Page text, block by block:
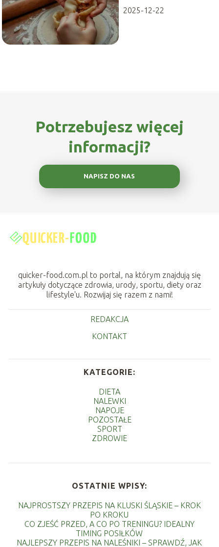
2025-12-22
Potrzebujesz więcej
informacji?
NAPISZ DO NAS
quicker-food.com.pl to portal, na którym znajdują się
artykuły dotyczące zdrowia, urody, sportu, diety oraz
lifestyle'u. Rozwijaj się razem z nami!
REDAKCJA
KONTAKT
KATEGORIE:
DIETA
NALEWKI
NAPOJE
POZOSTAŁE
SPORT
ZDROWIE
OSTATNIE WPISY:
NAJPROSTSZY PRZEPIS NA KLUSKI ŚLĄSKIE – KROK
PO KROKU
CO ZJEŚĆ PRZED, A CO PO TRENINGU? IDEALNY
TIMING POSIŁKÓW
NAJLEPSZY PRZEPIS NA NALEŚNIKI – SPRAWDŹ, JAK